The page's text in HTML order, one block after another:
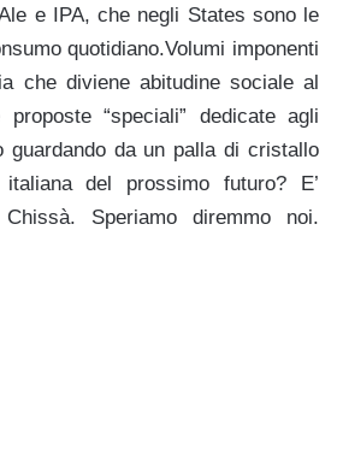
e IPA, che negli States sono le
quotidiano.Volumi imponenti
che diviene abitudine sociale al
“speciali” dedicate agli
guardando da un palla di cristallo
del prossimo futuro? E’
Speriamo diremmo noi.